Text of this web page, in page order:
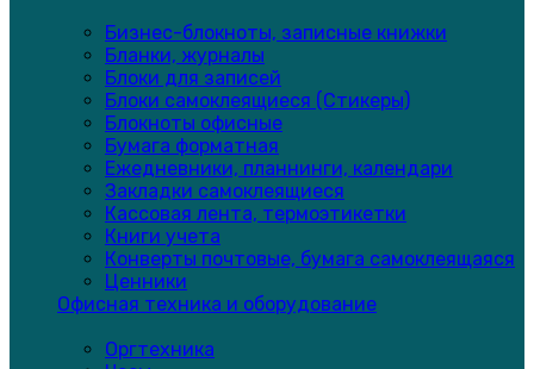
Бизнес-блокноты, записные книжки
Бланки, журналы
Блоки для записей
Блоки самоклеящиеся (Стикеры)
Блокноты офисные
Бумага форматная
Ежедневники, планнинги, календари
Закладки самоклеящиеся
Кассовая лента, термоэтикетки
Книги учета
Конверты почтовые, бумага самоклеящаяся
Ценники
Офисная техника и оборудование
Оргтехника